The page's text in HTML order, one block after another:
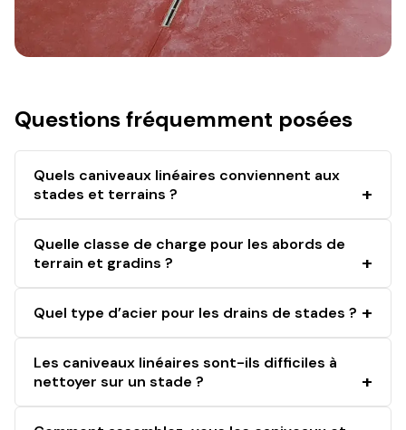
Questions fréquemment posées
Quels caniveaux linéaires conviennent aux
stades et terrains ?
Quelle classe de charge pour les abords de
terrain et gradins ?
Quel type d’acier pour les drains de stades ?
Les caniveaux linéaires sont-ils difficiles à
nettoyer sur un stade ?